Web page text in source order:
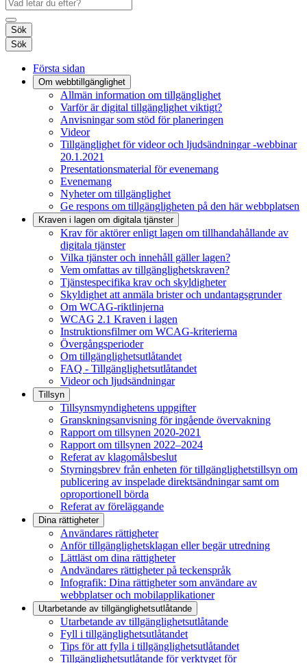
Sök
Sök
Första sidan
Om webbtillgänglighet
Allmän information om tillgänglighet
Varför är digital tillgänglighet viktigt?
Anvisningar som stöd för planeringen
Videor
Tillgänglighet för videor och ljudsändningar -webbinar
20.1.2021
Presentationsmaterial för evenemang
Evenemang
Nyheter om tillgänglighet
Ge respons om tillgängligheten på den här webbplatsen
Kraven i lagen om digitala tjänster
Krav för aktörer enligt lagen om tillhandahållande av
digitala tjänster
Vilka tjänster och innehåll gäller lagen?
Vem omfattas av tillgänglighetskraven?
Tjänstespecifika krav och skyldigheter
Skyldighet att anmäla brister och undantagsgrunder
Om WCAG-riktlinjerna
WCAG 2.1 Kraven i lagen
Instruktionsfilmer om WCAG-kriterierna
Övergångsperioder
Om tillgänglighetsutlåtandet
FAQ - Tillgänglighetsutlåtandet
Videor och ljudsändningar
Tillsyn
Tillsynsmyndighetens uppgifter
Granskningsanvisning för ingående övervakning
Rapport om tillsynen 2020-2021
Rapport om tillsynen 2022–2024
Referat av klagomålsbeslut
Styrningsbrev från enheten för tillgänglighetstillsyn om
publicering av inspelade direktsändningar samt om
oproportionell börda
Referat av föreläggande
Dina rättigheter
Användares rättigheter
Anför tillgänglighetsklagan eller begär utredning
Lättläst om dina rättigheter
Andvändares rättigheter på teckenspråk
Infografik: Dina rättigheter som användare av
webbplatser och mobilapplikationer
Utarbetande av tillgänglighets­utlåtande
Utarbetande av tillgänglighetsutlåtande
Fyll i tillgänglighetsutlåtandet
Tips för att fylla i tillgänglighetsutlåtandet
Tillgänglighetsutlåtande för verktyget för